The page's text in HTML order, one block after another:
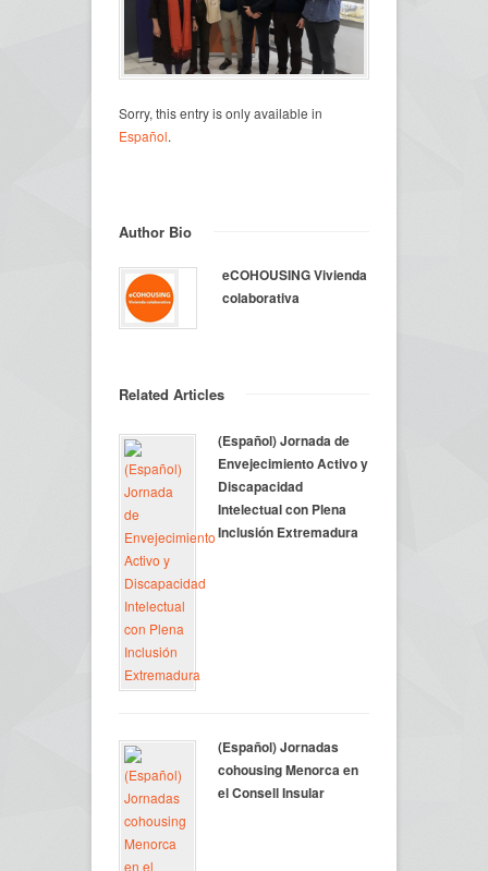
Sorry, this entry is only available in
Español.
Author Bio
eCOHOUSING Vivienda
colaborativa
Related Articles
(Español) Jornada de
Envejecimiento Activo y
Discapacidad
Intelectual con Plena
Inclusión Extremadura
(Español) Jornadas
cohousing Menorca en
el Consell Insular